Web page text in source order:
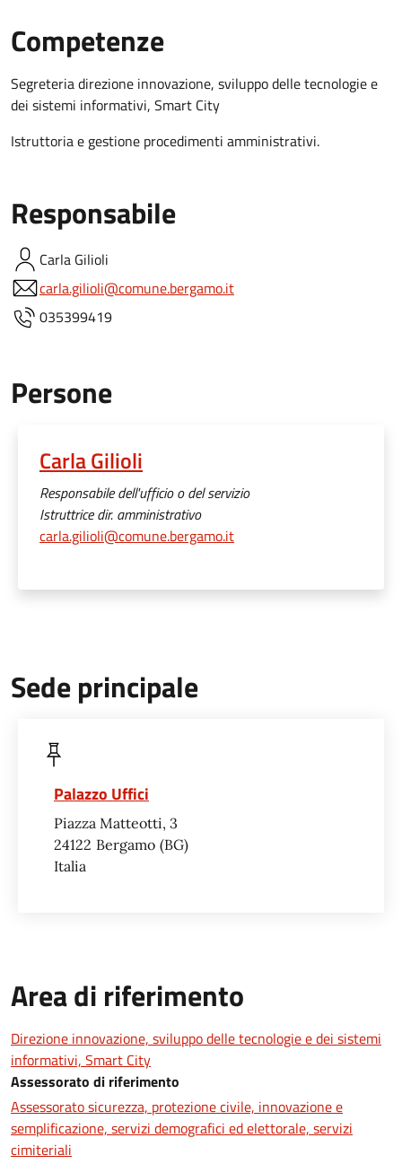
Competenze
Segreteria direzione innovazione, sviluppo delle tecnologie e
dei sistemi informativi, Smart City
Istruttoria e gestione procedimenti amministrativi.
Responsabile
Carla Gilioli
carla.gilioli@comune.bergamo.it
035399419
Persone
Carla Gilioli
Responsabile dell'ufficio o del servizio
Istruttrice dir. amministrativo
carla.gilioli@comune.bergamo.it
Sede principale
Palazzo Uffici
Piazza Matteotti, 3
24122 Bergamo BG
Italia
Area di riferimento
Direzione innovazione, sviluppo delle tecnologie e dei sistemi
informativi, Smart City
Assessorato di riferimento
Assessorato sicurezza, protezione civile, innovazione e
semplificazione, servizi demografici ed elettorale, servizi
cimiteriali